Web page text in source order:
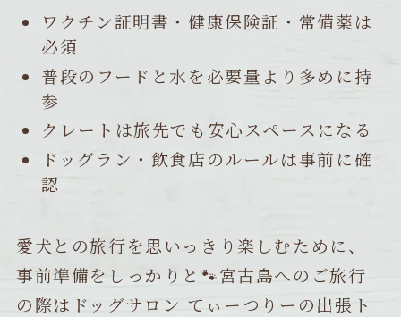
ワクチン証明書・健康保険証・常備薬は
必須
普段のフードと水を必要量より多めに持
参
クレートは旅先でも安心スペースになる
ドッグラン・飲食店のルールは事前に確
認
愛犬との旅行を思いっきり楽しむために、
事前準備をしっかりと🐾宮古島へのご旅行
の際はドッグサロン てぃーつりーの出張ト